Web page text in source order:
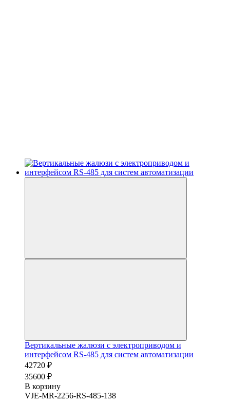
Вертикальные жалюзи с электроприводом и
интерфейсом RS-485 для систем автоматизации
42720 ₽
35600 ₽
В корзину
VJE-MR-2256-RS-485-138